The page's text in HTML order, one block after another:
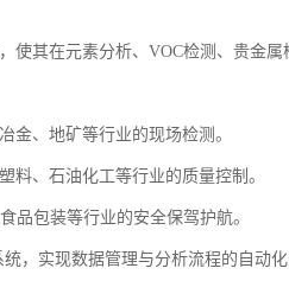
其在元素分析、VOC检测、贵金属
金、地矿等行业的现场检测。
料、石油化工等行业的质量控制。
品包装等行业的安全保驾护航。
，实现数据管理与分析流程的自动